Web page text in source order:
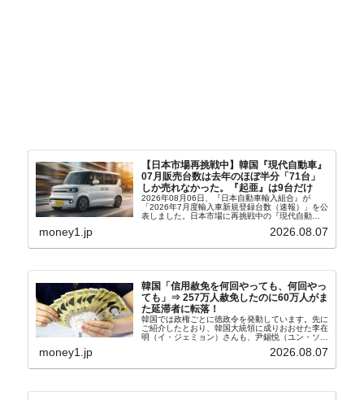
【日本市場再挑戦中】韓国『現代自動車』
07月販売台数は去年のほぼ半分「71台」
しか売れなかった。『起亜』は9台だけ
2026年08月06日、『日本自動車輸入組合』が
「2026年7月度輸入車新規登録台数（速報）」を公
表しました。日本市場に再挑戦中の『現代自動
台数はこの中に捉えられているはずです。先月から
money1.jp 2026.08.07
韓国「信用赦免を何回やっても、何回やっ
ても」⇒ 257万人赦免したのに60万人がま
た延滞者に転落！
韓国では政権ごとに徳政令を発動しています。先に
ご紹介したとおり、韓国大統領に成りおおせた李在
明（イ・ジェミョン）さんも、尹錫悦（ユン・ソギ
バンクにして不良債権の買い取りを行い、分割償還
money1.jp 2026.08.07